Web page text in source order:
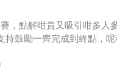
，點解咁貴又吸引咁多人
鼓勵一齊完成到終點，